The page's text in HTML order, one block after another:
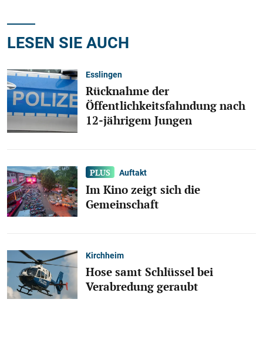
LESEN SIE AUCH
Esslingen
Rücknahme der
Öffentlichkeitsfahndung nach
12-jährigem Jungen
Auftakt
Im Kino zeigt sich die
Gemeinschaft
Kirchheim
Hose samt Schlüssel bei
Verabredung geraubt